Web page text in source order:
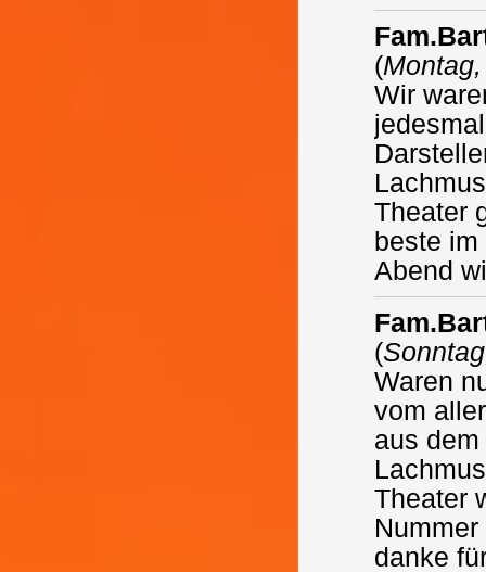
(
Wir
Theater
beste
Abend
(
Waren
vom
aus
Theater
danke